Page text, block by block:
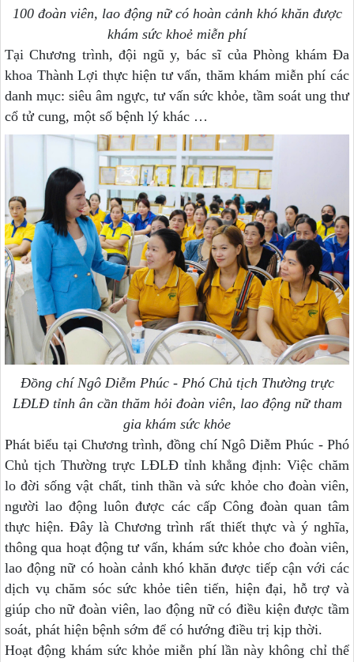
100 đoàn viên, lao động nữ có hoàn cảnh khó khăn được
khám sức khoẻ miễn phí
Tại Chương trình, đội ngũ y, bác sĩ của Phòng khám Đa
khoa Thành Lợi thực hiện tư vấn, thăm khám miễn phí các
danh mục: siêu âm ngực, tư vấn sức khỏe, tầm soát ung thư
cổ tử cung, một số bệnh lý khác …
Đồng chí Ngô Diễm Phúc - Phó Chủ tịch Thường trực
LĐLĐ tỉnh ân cần thăm hỏi đoàn viên, lao động nữ tham
gia khám sức khỏe
Phát biểu tại Chương trình, đồng chí Ngô Diễm Phúc - Phó
Chủ tịch Thường trực LĐLĐ tỉnh khẳng định: Việc chăm
lo đời sống vật chất, tinh thần và sức khỏe cho đoàn viên,
người lao động luôn được các cấp Công đoàn quan tâm
thực hiện.Đây là Chương trình rất thiếtthực vàý nghĩa,
thông qua hoạt động tưvấn, khám sức khỏecho đoàn viên,
lao động nữ có hoàn cảnh khó khăn được tiếp cận với các
dịch vụ chăm sóc sức khỏe tiên tiến, hiện đại, hỗ trợ và
giúp cho nữ đoàn viên, lao động nữcó điều kiện được tầm
soát, phát hiện bệnh sớm để có hướng điều trị kịp thời.
Hoạt động khám sức khỏe miễn phí lần này không chỉ thể